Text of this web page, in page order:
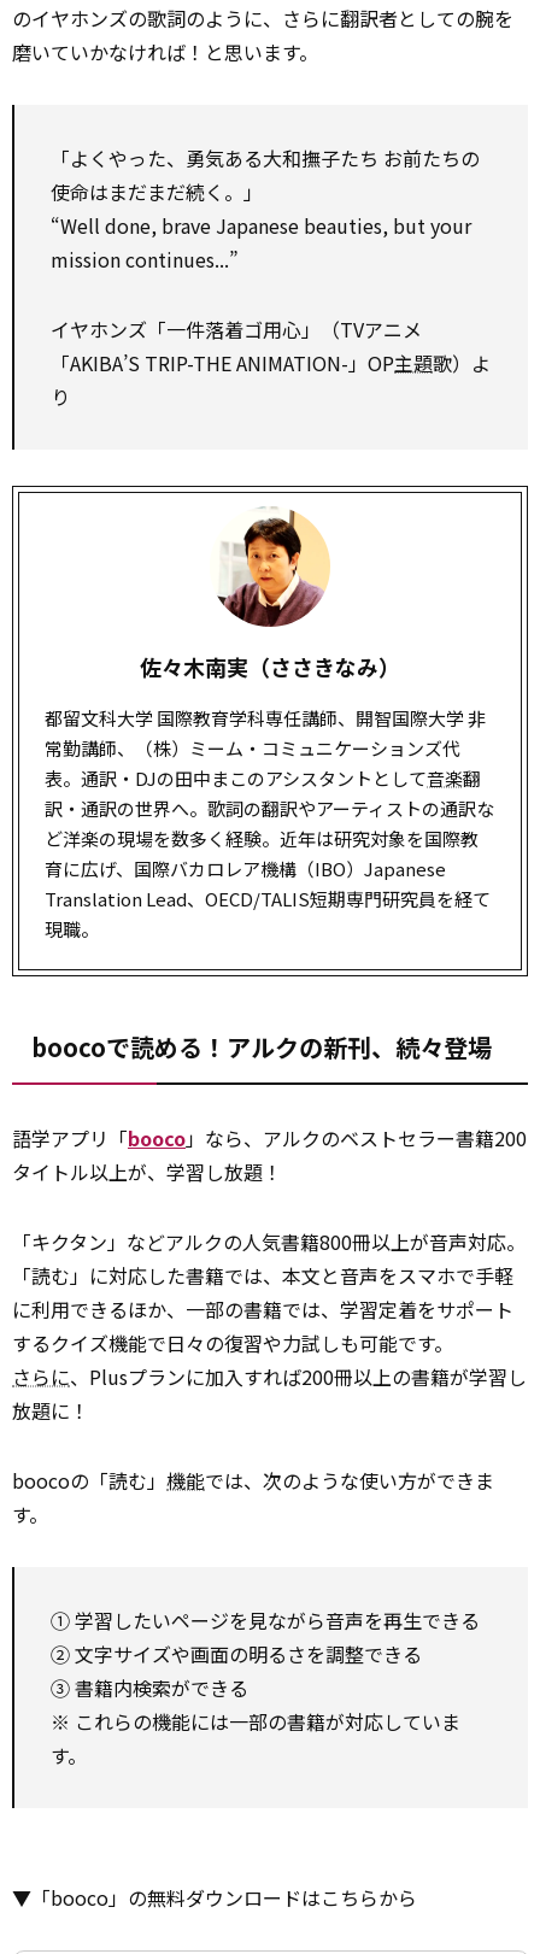
のイヤホンズの歌詞のように、さらに翻訳者としての腕を
磨いていかなければ！と思います。
「よくやった、勇気ある大和撫子たち お前たちの
使命はまだまだ続く。」
“Well done, brave Japanese beauties, but your
mission continues...”
イヤホンズ「一件落着ゴ用心」（TVアニメ
「AKIBA’S TRIP-THE ANIMATION-」OP主題歌）よ
り
佐々木南実（ささきなみ）
都留文科大学 国際教育学科専任講師、開智国際大学 非
常勤講師、（株）ミーム・コミュニケーションズ代
表。通訳・DJの田中まこのアシスタントとして音楽翻
訳・通訳の世界へ。歌詞の翻訳やアーティストの通訳な
ど洋楽の現場を数多く経験。近年は研究対象を国際教
育に広げ、国際バカロレア機構（IBO）Japanese
Translation Lead、OECD/TALIS短期専門研究員を経て
現職。
boocoで読める！アルクの新刊、続々登場
語学アプリ「booco」なら、アルクのベストセラー書籍200
タイトル以上が、学習し放題！
「キクタン」などアルクの人気書籍800冊以上が音声対応。
「読む」に対応した書籍では、本文と音声をスマホで手軽
に利用できるほか、一部の書籍では、学習定着をサポート
するクイズ機能で日々の復習や力試しも可能です。
さらに、Plusプランに加入すれば200冊以上の書籍が学習し
放題に！
boocoの「読む」 機能では、次のような使い方ができま
す。
① 学習したいページを見ながら音声を再生できる
② 文字サイズや画面の明るさを調整できる
③ 書籍内検索ができる
※ これらの機能には一部の書籍が対応していま
す。
▼「booco」の無料ダウンロードはこちらから